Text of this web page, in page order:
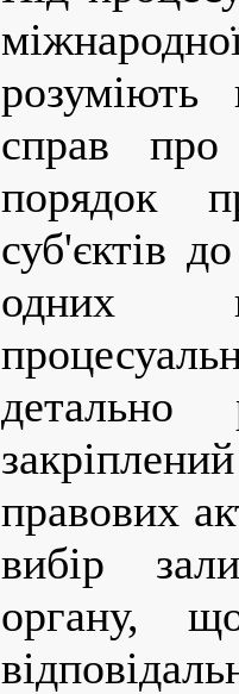
розуміють
справ про
порядок
суб'єктів
одних
детально
правових
вибір
органу,